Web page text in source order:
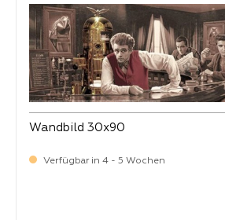
Wandbild 30x90
Verfügbar in 4 - 5 Wochen